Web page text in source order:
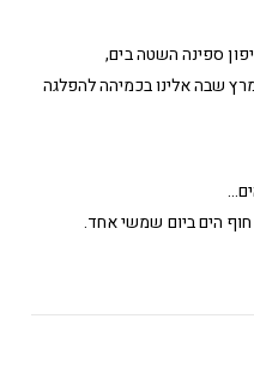
ספינה השטה בים,
שבה אלינו בכמיהה להפלגה
חוף הים ביום שמשי אחד.